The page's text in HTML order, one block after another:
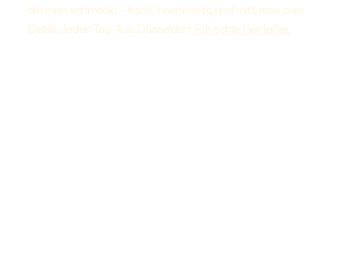
die man schmeckt – frisch, hochwertig und mit Liebe zum
Detail. Jeden Tag. Aus Düsseldorf. Für echte Genießer.